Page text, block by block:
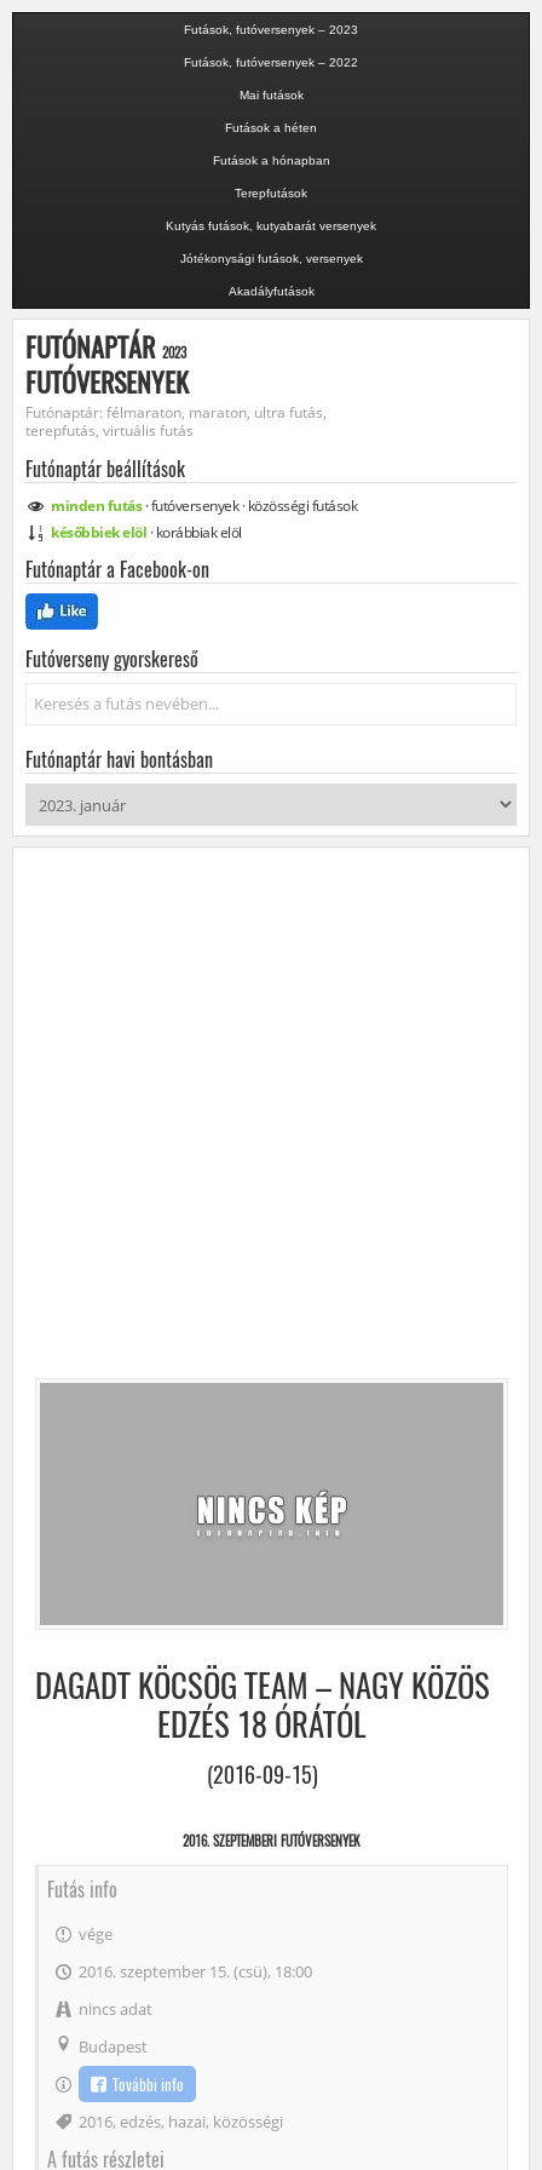
Futások, futóversenyek – 2023
Futások, futóversenyek – 2022
Mai futások
Futások a héten
Futások a hónapban
Terepfutások
Kutyás futások, kutyabarát versenyek
Jótékonysági futások, versenyek
Akadályfutások
FUTÓNAPTÁR 2023
FUTÓVERSENYEK
Futónaptár: félmaraton, maraton, ultra futás,
terepfutás, virtuális futás
Futónaptár beállítások
mindenfutás·futóversenyek·közösségifutások
későbbiek elöl ·korábbiak elöl
Futónaptár a Facebook-on
Futóverseny gyorskereső
Keresés...
Futónaptár havi bontásban
DAGADT KÖCSÖG TEAM – NAGY KÖZÖS
EDZÉS 18 ÓRÁTÓL
(2016-09-15)
2016. SZEPTEMBERI FUTÓVERSENYEK
Futás info
vége
2016. szeptember 15. (csü), 18:00
nincs adat
Budapest
További info
Címke
2016, edzés, hazai, közösségi
A futás részletei